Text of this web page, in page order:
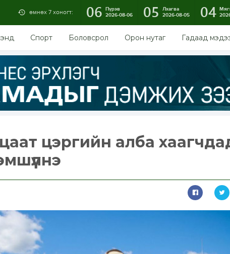
өмнөх 7 хоногт: 06 Пүрэв
2026-08-06
05
Лхагва
2026-08-05
04
Спорт Боловсрол Орон нутаг Гадаад
цэргийн алба